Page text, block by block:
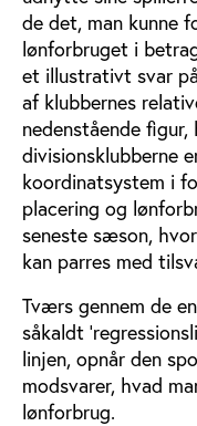
de det, man kunne
lønforbruget i
et illustrativt svar
af klubbernes
nedenstående figur,
divisionsklubberne
koordinatsystem i
placering og
seneste sæson,
kan parres med
Tværs gennem de
såkaldt
linjen, opnår den
modsvarer, hvad
lønforbrug.